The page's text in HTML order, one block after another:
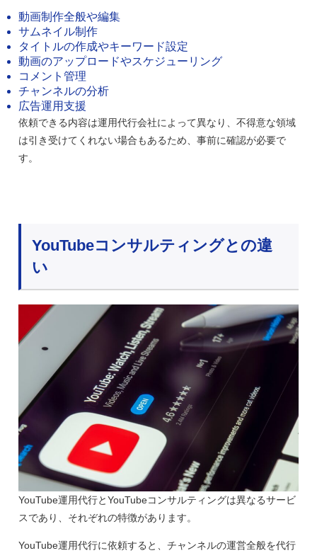
動画制作全般や編集
サムネイル制作
タイトルの作成やキーワード設定
動画のアップロードやスケジューリング
コメント管理
チャンネルの分析
広告運用支援
依頼できる内容は運用代行会社によって異なり、不得意な領域
は引き受けてくれない場合もあるため、事前に確認が必要で
す。
YouTubeコンサルティングとの違
い
YouTube運用代行とYouTubeコンサルティングは異なるサービ
スであり、それぞれの特徴があります。
YouTube運用代行に依頼すると、チャンネルの運営全般を代行